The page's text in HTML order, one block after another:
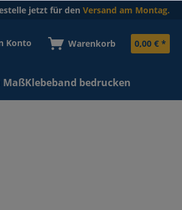
jetzt für den Versand am Montag.
Konto Warenkorb 0,00 € *
MaßKlebeband bedrucken